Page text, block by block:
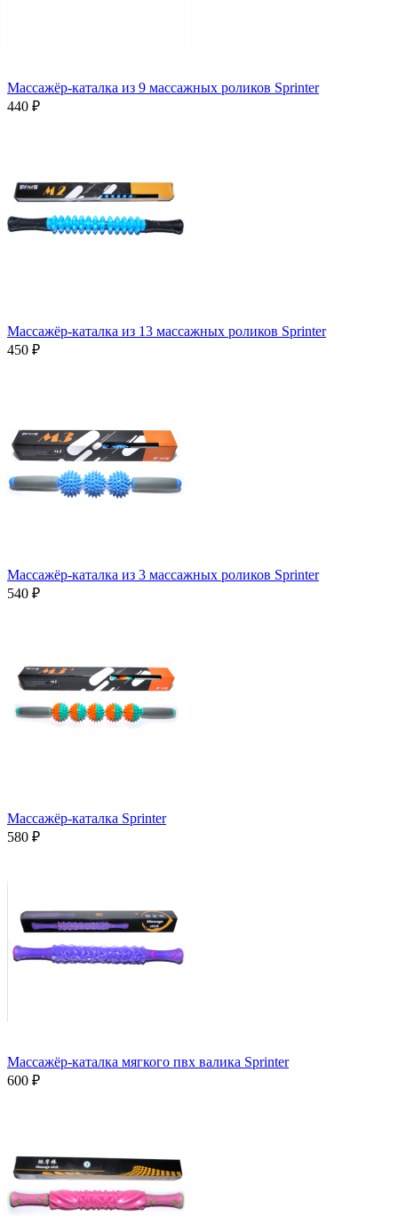
Массажёр-каталка из 9 массажных роликов Sprinter
440 ₽
Массажёр-каталка из 13 массажных роликов Sprinter
450 ₽
Массажёр-каталка из 3 массажных роликов Sprinter
540 ₽
Массажёр-каталка Sprinter
580 ₽
Массажёр-каталка мягкого пвх валика Sprinter
600 ₽